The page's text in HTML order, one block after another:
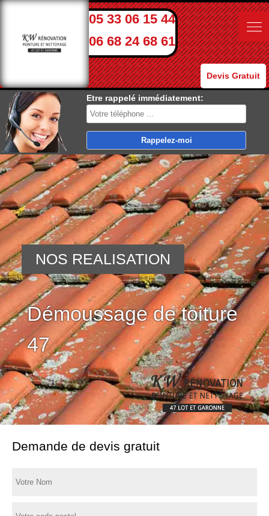
05 33 06 15 44
06 68 24 68 61
Devis Gratuit
Etre rappelé immédiatement:
Démoussage de toiture
47
NOS REALISATION
Demande de devis gratuit